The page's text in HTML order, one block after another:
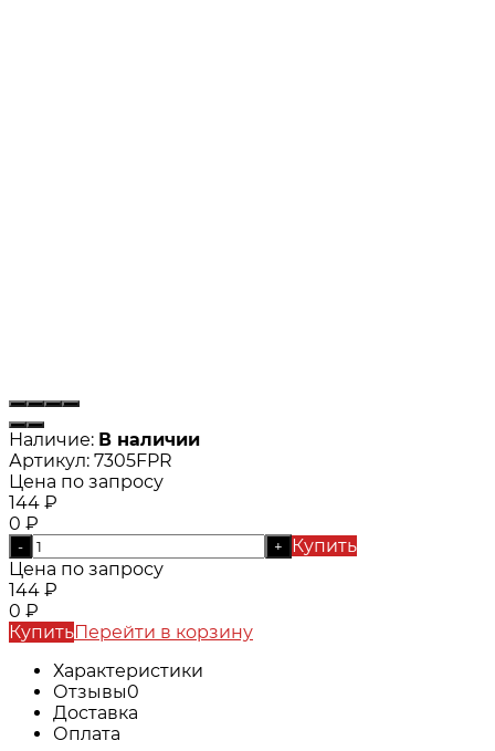
Наличие: В наличии
Артикул: 7305FPR
Цена по запросу
144 ₽
0 ₽
- +
Купить
Цена по запросу
144 ₽
0 ₽
КупитьПерейти в корзину
Характеристики
Отзывы0
Доставка
Оплата